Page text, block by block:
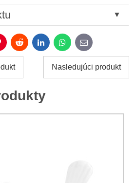
Reddit LinkedInWhatsApp
E-
mail
Nasledujúci produkt